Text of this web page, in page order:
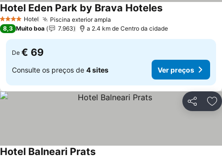
4 EstrelasHotel Piscina exterior ampla
Hotel Eden Park by Brava Hoteles
8,3 Muito boa 7.963 a 2.4 km de Centro da cidade
De € 69
Consulte os preços de 4 sites Ver preços
Partilhar
Hotel Balneari Prats